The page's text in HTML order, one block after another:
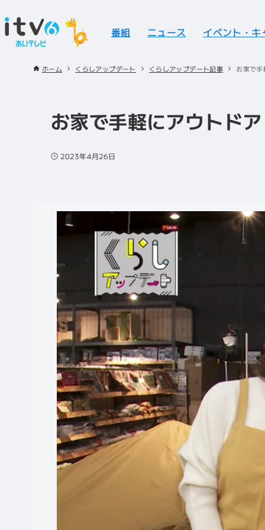
番組 ニュース イベント・キ
ホーム くらしアップデート くらしアップデート記事 お家で
お家で手軽にアウトド
2023年4月26日